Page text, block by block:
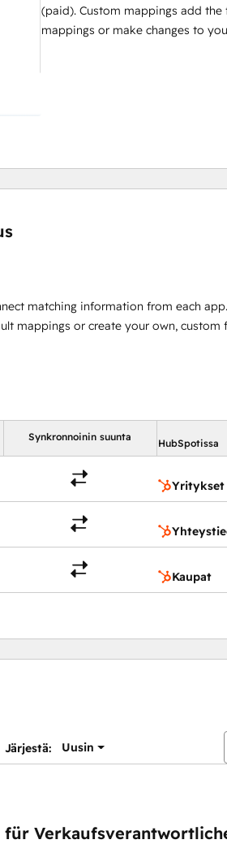
(paid). Custom mappings add
mappings or make changes to
matching information from each
mappings or create your own,
Synkronnoinin suunta
HubSpotissa
Yritykset
Kaupat
Järjestä: Uusin
für